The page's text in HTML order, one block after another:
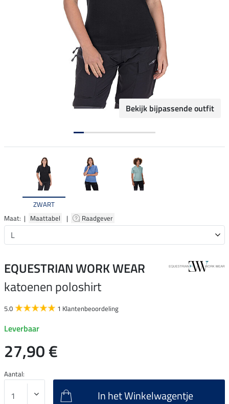
Bekijk bijpassende outfit
ZWART
Maat: | Maattabel | Raadgever
EQUESTRIAN WORK WEAR
katoenen poloshirt
5.0 1 Klantenbeoordeling
Leverbaar
27,90 €
Aantal:
In het Winkelwagentje